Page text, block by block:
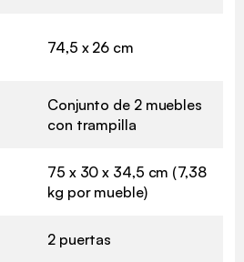
74,5 x 26 cm
Conjunto de 2 muebles
con trampilla
75 x 30 x 34,5 cm (7,38
kg por mueble)
2 puertas